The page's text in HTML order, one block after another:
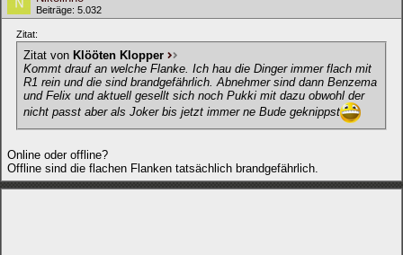
Beiträge: 5.032
Zitat:
Zitat von Klööten Klopper
Kommt drauf an welche Flanke. Ich hau die Dinger immer flach mit
R1 rein und die sind brandgefährlich. Abnehmer sind dann Benzema
und Felix und aktuell gesellt sich noch Pukki mit dazu obwohl der
nicht passt aber als Joker bis jetzt immer ne Bude geknippst
Online oder offline?
Offline sind die flachen Flanken tatsächlich brandgefährlich.